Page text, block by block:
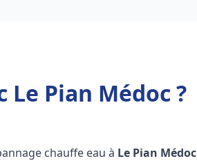
Pian Médoc ?
chauffe eau à Le Pian Médoc